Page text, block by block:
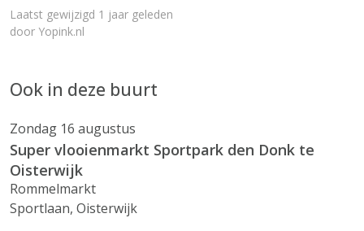
Laatst gewijzigd 1 jaar geleden
door Yopink.nl
Ook in deze buurt
Zondag 16 augustus
Super vlooienmarkt Sportpark den Donk te
Oisterwijk
Rommelmarkt
Sportlaan, Oisterwijk